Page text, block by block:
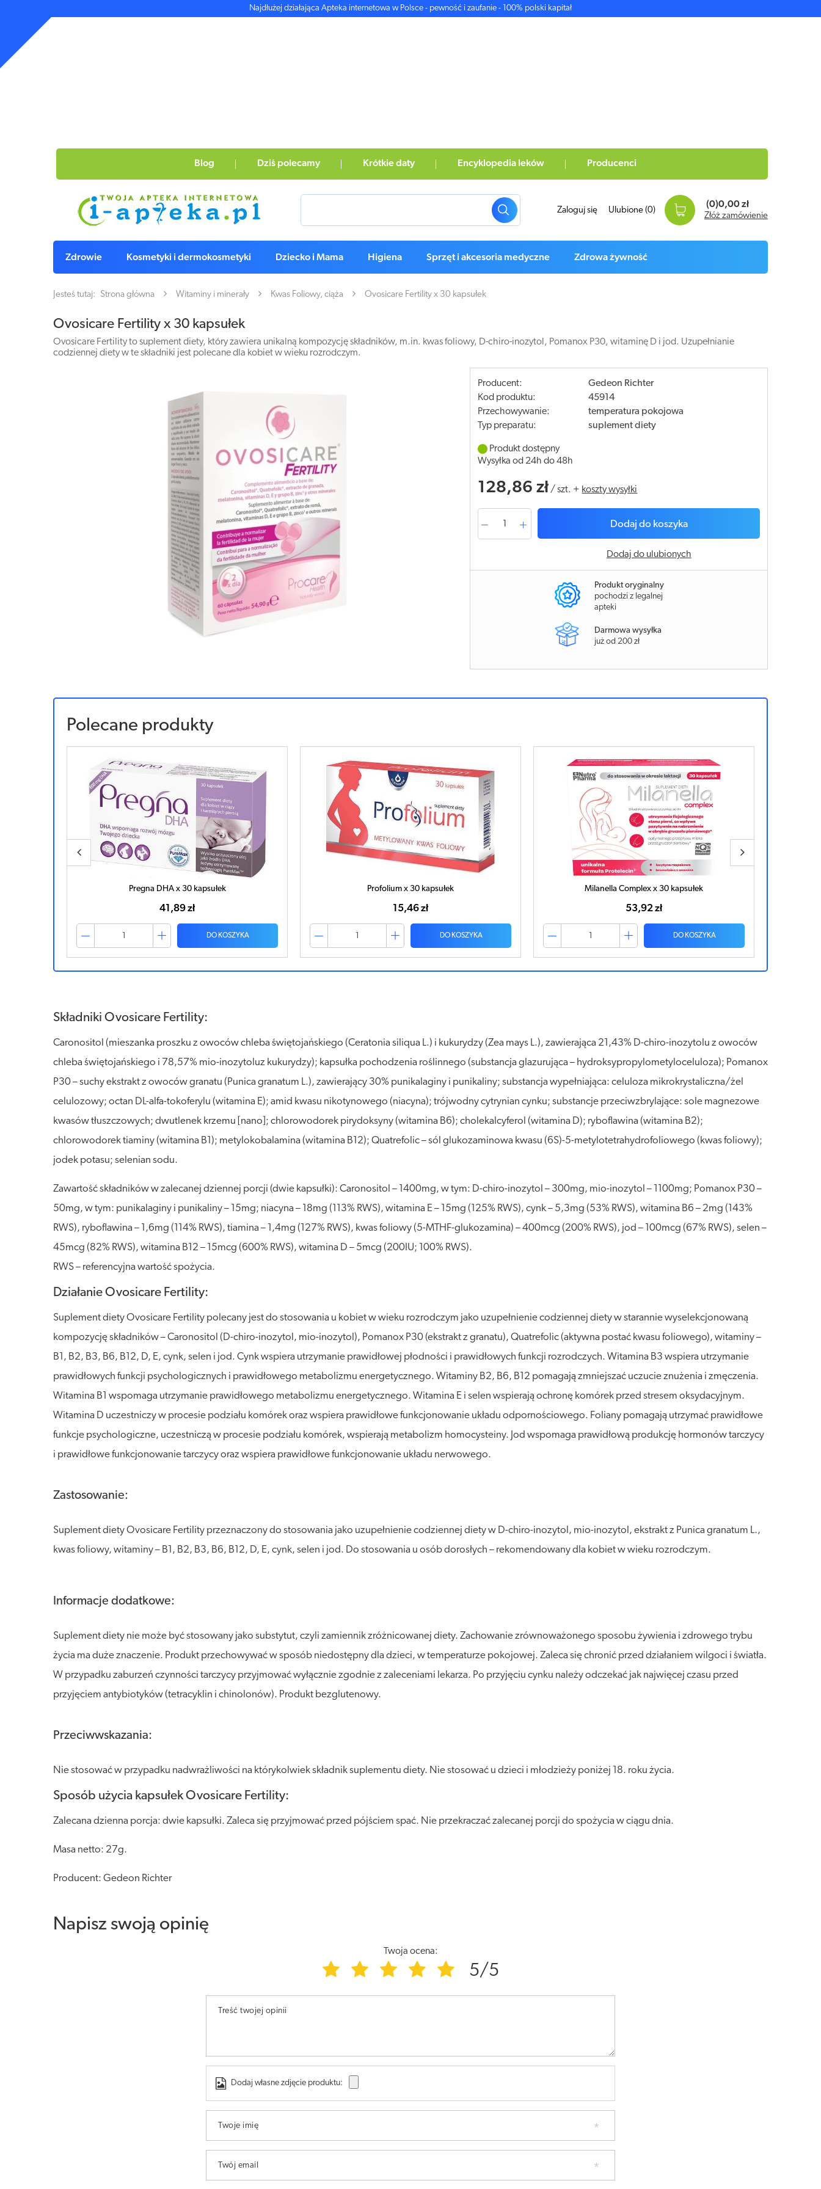
Najdłużej działająca Apteka internetowa w Polsce - pewność i zaufanie - 100% polski kapitał
Blog Dziś polecamy Krótkie daty Encyklopedia leków Producenci
Zaloguj się Ulubione (0)
(0)0,00 zł
Złóż zamówienie
Zdrowie Kosmetyki i dermokosmetyki Dziecko i Mama Higiena Sprzęt i akcesoria medyczne Zdrowa żywność
Jesteś tutaj: Strona główna Witaminy i minerały Kwas Foliowy, ciąża Ovosicare Fertility x 30 kapsułek
Ovosicare Fertility x 30 kapsułek
Ovosicare Fertility to suplement diety, który zawiera unikalną kompozycję składników, m.in. kwas foliowy, D-chiro-inozytol, Pomanox P30, witaminę D i jod. Uzupełnianie
codziennej diety w te składniki jest polecane dla kobiet w wieku rozrodczym.
Producent:
Gedeon Richter
Kod produktu:
45914
Przechowywanie:
temperatura pokojowa
Typ preparatu:
suplement diety
Produkt dostępny
Wysyłka od 24h do 48h
128,86 zł /szt. + koszty wysyłki
Dodaj do koszyka
Dodaj do ulubionych
Produkt oryginalny
pochodzi z legalnej
apteki
Darmowa wysyłka
już od 200 zł
Polecane produkty
Profolium x 30 kapsułek
15,46 zł
DO KOSZYKA
Milanella Complex x 30 kapsułek
53,92 zł
DO KOSZYKA
PREGNA PLUS x 30 kapsułek
48,50 zł
DO KOSZYKA
Składniki Ovosicare Fertility:
Caronositol (mieszanka proszku z owoców chleba świętojańskiego (Ceratonia siliqua L.) i kukurydzy (Zea mays L.), zawierająca 21,43% D-chiro-inozytolu z owoców
chleba świętojańskiego i 78,57% mio-inozytoluz kukurydzy); kapsułka pochodzenia roślinnego (substancja glazurująca – hydroksypropylometyloceluloza); Pomanox
P30 – suchy ekstrakt z owoców granatu (Punica granatum L.), zawierający 30% punikalaginy i punikaliny; substancja wypełniająca: celuloza mikrokrystaliczna/żel
celulozowy; octan DL-alfa-tokoferylu (witamina E); amid kwasu nikotynowego (niacyna); trójwodny cytrynian cynku; substancje przeciwzbrylające: sole magnezowe
kwasów tłuszczowych; dwutlenek krzemu [nano]; chlorowodorek pirydoksyny (witamina B6); cholekalcyferol (witamina D); ryboflawina (witamina B2);
chlorowodorek tiaminy (witamina B1); metylokobalamina (witamina B12); Quatrefolic – sól glukozaminowa kwasu (6S)-5-metylotetrahydrofoliowego (kwas foliowy);
jodek potasu; selenian sodu.
Zawartość składników w zalecanej dziennej porcji (dwie kapsułki): Caronositol – 1400mg, w tym: D-chiro-inozytol – 300mg, mio-inozytol – 1100mg; Pomanox P30 –
50mg, w tym: punikalaginy i punikaliny – 15mg; niacyna – 18mg (113% RWS), witamina E – 15mg (125% RWS), cynk – 5,3mg (53% RWS), witamina B6 – 2mg (143%
RWS), ryboflawina – 1,6mg (114% RWS), tiamina – 1,4mg (127% RWS), kwas foliowy (5-MTHF-glukozamina) – 400mcg (200% RWS), jod – 100mcg (67% RWS), selen –
45mcg (82% RWS), witamina B12 – 15mcg (600% RWS), witamina D – 5mcg (200IU; 100% RWS).
RWS – referencyjna wartość spożycia.
Działanie Ovosicare Fertility:
Suplement diety Ovosicare Fertility polecany jest do stosowania u kobiet w wieku rozrodczym jako uzupełnienie codziennej diety w starannie wyselekcjonowaną
kompozycję składników – Caronositol (D-chiro-inozytol, mio-inozytol), Pomanox P30 (ekstrakt z granatu), Quatrefolic (aktywna postać kwasu foliowego), witaminy –
B1, B2, B3, B6, B12, D, E, cynk, selen i jod. Cynk wspiera utrzymanie prawidłowej płodności i prawidłowych funkcji rozrodczych. Witamina B3 wspiera utrzymanie
prawidłowych funkcji psychologicznych i prawidłowego metabolizmu energetycznego. Witaminy B2, B6, B12 pomagają zmniejszać uczucie znużenia i zmęczenia.
Witamina B1 wspomaga utrzymanie prawidłowego metabolizmu energetycznego. Witamina E i selen wspierają ochronę komórek przed stresem oksydacyjnym.
Witamina D uczestniczy w procesie podziału komórek oraz wspiera prawidłowe funkcjonowanie układu odpornościowego. Foliany pomagają utrzymać prawidłowe
funkcje psychologiczne, uczestniczą w procesie podziału komórek, wspierają metabolizm homocysteiny. Jod wspomaga prawidłową produkcję hormonów tarczycy
i prawidłowe funkcjonowanie tarczycy oraz wspiera prawidłowe funkcjonowanie układu nerwowego.
Zastosowanie:
Suplement diety Ovosicare Fertility przeznaczony do stosowania jako uzupełnienie codziennej diety w D-chiro-inozytol, mio-inozytol, ekstrakt z Punica granatum L.,
kwas foliowy, witaminy – B1, B2, B3, B6, B12, D, E, cynk, selen i jod. Do stosowania u osób dorosłych – rekomendowany dla kobiet w wieku rozrodczym.
Informacje dodatkowe:
Suplement diety nie może być stosowany jako substytut, czyli zamiennik zróżnicowanej diety. Zachowanie zrównoważonego sposobu żywienia i zdrowego trybu
życia ma duże znaczenie. Produkt przechowywać w sposób niedostępny dla dzieci, w temperaturze pokojowej. Zaleca się chronić przed działaniem wilgoci i światła.
W przypadku zaburzeń czynności tarczycy przyjmować wyłącznie zgodnie z zaleceniami lekarza. Po przyjęciu cynku należy odczekać jak najwięcej czasu przed
przyjęciem antybiotyków (tetracyklin i chinolonów). Produkt bezglutenowy.
Przeciwwskazania:
Nie stosować w przypadku nadwrażliwości na którykolwiek składnik suplementu diety. Nie stosować u dzieci i młodzieży poniżej 18. roku życia.
Sposób użycia kapsułek Ovosicare Fertility:
Zalecana dzienna porcja: dwie kapsułki. Zaleca się przyjmować przed pójściem spać. Nie przekraczać zalecanej porcji do spożycia w ciągu dnia.
Masa netto: 27g.
Producent: Gedeon Richter
Napisz swoją opinię
Twoja ocena:
5/5
Treść twojej opinii
Dodaj własne zdjęcie produktu:
Twoje imię
Twój email